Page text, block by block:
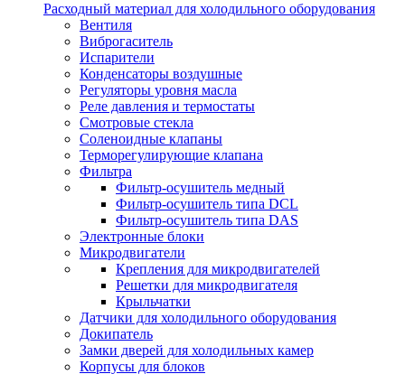
Расходный материал для холодильного оборудования
Вентиля
Виброгаситель
Испарители
Конденсаторы воздушные
Регуляторы уровня масла
Реле давления и термостаты
Смотровые стекла
Соленоидные клапаны
Терморегулирующие клапана
Фильтра
Фильтр-осушитель медный
Фильтр-осушитель типа DCL
Фильтр-осушитель типа DAS
Электронные блоки
Микродвигатели
Крепления для микродвигателей
Решетки для микродвигателя
Крыльчатки
Датчики для холодильного оборудования
Докипатель
Замки дверей для холодильных камер
Корпусы для блоков